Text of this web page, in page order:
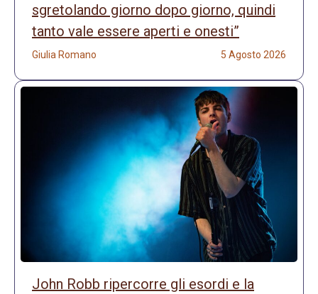
sgretolando giorno dopo giorno, quindi
tanto vale essere aperti e onesti”
Giulia Romano 5 Agosto 2026
John Robb ripercorre gli esordi e la